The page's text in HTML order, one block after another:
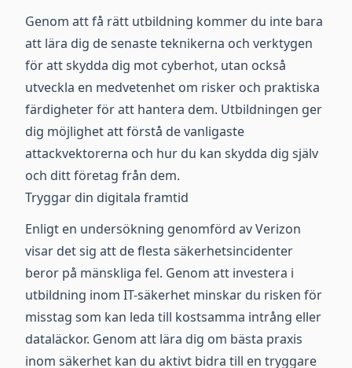
Genom att få rätt utbildning kommer du inte bara
att lära dig de senaste teknikerna och verktygen
för att skydda dig mot cyberhot, utan också
utveckla en medvetenhet om risker och praktiska
färdigheter för att hantera dem. Utbildningen ger
dig möjlighet att förstå de vanligaste
attackvektorerna och hur du kan skydda dig själv
och ditt företag från dem.
Tryggar din digitala framtid
Enligt en undersökning genomförd av Verizon
visar det sig att de flesta säkerhetsincidenter
beror på mänskliga fel. Genom att investera i
utbildning inom IT-säkerhet minskar du risken för
misstag som kan leda till kostsamma intrång eller
dataläckor. Genom att lära dig om bästa praxis
inom säkerhet kan du aktivt bidra till en tryggare